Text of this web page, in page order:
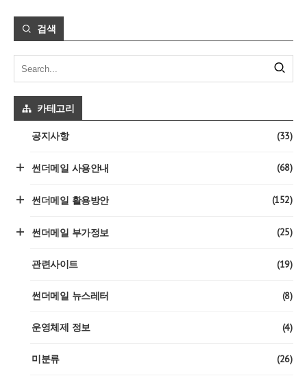
검색
카테고리
공지사항 (33)
썬더메일 사용안내 (68)
썬더메일 활용방안 (152)
썬더메일 부가정보 (25)
관련사이트 (19)
썬더메일 뉴스레터 (8)
운영체제 정보 (4)
미분류 (26)